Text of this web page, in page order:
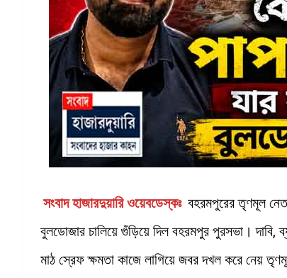
সংবাদ হাজারদুয়ারি ওয়েবডেস্কঃ বহরমপুরের তৃণমূল
বুলডোজার চালিয়ে গুঁড়িয়ে দিল বহরমপুর পুরসভা। দাবি,
মাঠ স্রেফ ক্ষমতা কাজে লাগিয়ে জবর দখল করে নেয়